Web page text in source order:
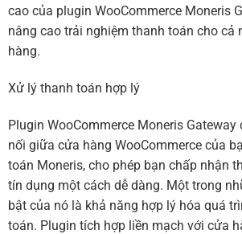
cao của plugin WooCommerce Moneris
nâng cao trải nghiệm thanh toán cho cả
hàng.
Xử lý thanh toán hợp lý
Plugin WooCommerce Moneris
nối giữa cửa hàng WooCommerce của
toán Moneris, cho phép bạn chấp nhận
tín dụng một cách dễ dàng. Một trong
bật của nó là khả năng hợp lý hóa quá
toán. Plugin tích hợp liền mạch với cửa